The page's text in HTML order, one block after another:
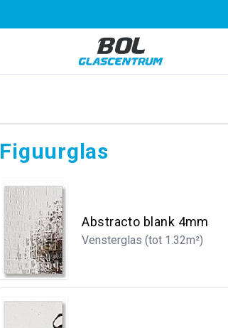
Bol Glascentrum B.V.
Figuurglas
Abstracto blank 4mm
Vensterglas (tot 1.32m²)